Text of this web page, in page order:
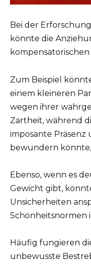
Bei der
könnte die
Zum Beispiel
einem kleineren
wegen ihrer
Zartheit, während
imposante Präsenz
bewundern könnte,
Ebenso, wenn es
Gewicht gibt,
Unsicherheiten
Schönheitsnormen
Häufig fungieren
unbewusste